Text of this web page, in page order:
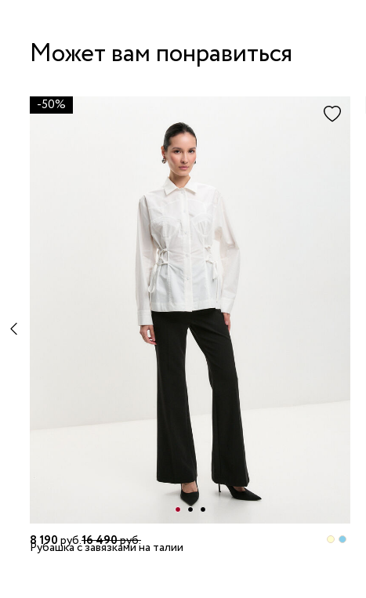
Может вам понравиться
-50%
8 190руб.16 490руб.
Рубашка с завязками на талии